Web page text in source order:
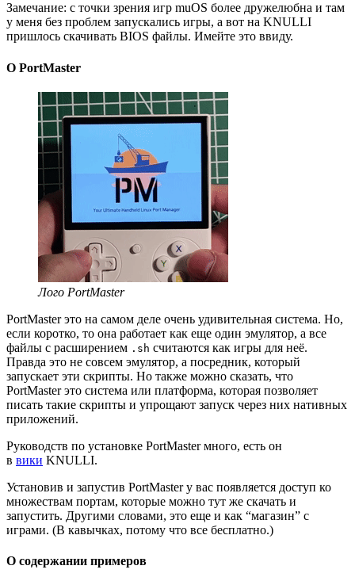
Замечание: с точки зрения игр muOS более дружелюбна и там
у меня без проблем запускались игры, а вот на KNULLI
пришлось скачивать BIOS файлы. Имейте это ввиду.
О PortMaster
Лого PortMaster
PortMaster это на самом деле очень удивительная система. Но,
если коротко, то она работает как еще один эмулятор, а все
файлы с расширением .sh считаются как игры для неё.
Правда это не совсем эмулятор, а посредник, который
запускает эти скрипты. Но также можно сказать, что
PortMaster это система или платформа, которая позволяет
писать такие скрипты и упрощают запуск через них нативных
приложений.
Руководств по установке PortMaster много, есть он
в вики KNULLI.
Установив и запустив PortMaster у вас появляется доступ ко
множествам портам, которые можно тут же скачать и
запустить. Другими словами, это еще и как “магазин” с
играми. (В кавычках, потому что все бесплатно.)
О содержании примеров